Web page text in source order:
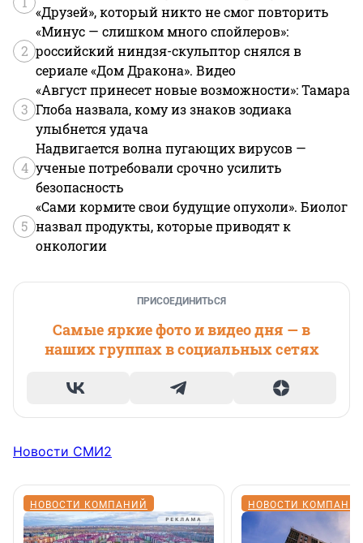
«Друзей», который никто не смог повторить
2
«Минус — слишком много спойлеров»:
российский ниндзя-скульптор снялся в
сериале «Дом Дракона». Видео
3
«Август принесет новые возможности»: Тамара
Глоба назвала, кому из знаков зодиака
улыбнется удача
4
Надвигается волна пугающих вирусов —
ученые потребовали срочно усилить
безопасность
5
«Сами кормите свои будущие опухоли». Биолог
назвал продукты, которые приводят к
онкологии
ПРИСОЕДИНИТЬСЯ
Самые яркие фото и видео дня — в
наших группах в социальных сетях
Новости СМИ2
НОВОСТИ КОМПАНИЙ НОВОСТИ